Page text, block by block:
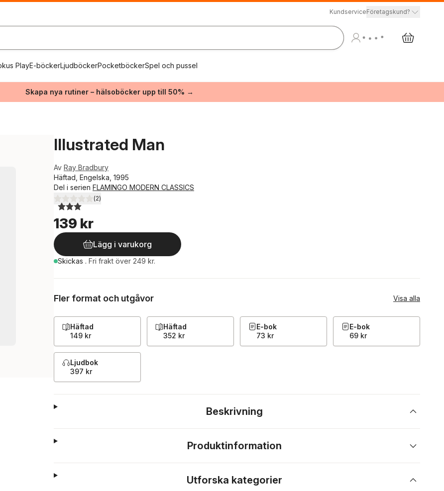
KundserviceFöretagskund?
PlayE-böckerLjudböckerPocketböckerSpel och pussel
Skapa nya rutiner – hälsoböcker upp till 50% →
Illustrated Man
Av Ray Bradbury
Häftad, Engelska, 1995
Del i serien FLAMINGO MODERN CLASSICS
3,0utav 5 stjärnor. Totalt antal röster:
(2)
139 kr
Lägg i varukorg
Skickas . Fri frakt över 249 kr.
Fler format och utgåvor Visa alla
Häftad
149 kr
Häftad
352 kr
E-bok
73 kr
E-bok
69 kr
Ljudbok
397 kr
Beskrivning
Produktinformation
Utforska kategorier